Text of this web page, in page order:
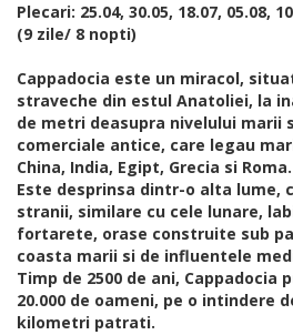
Plecari: 25.04, 30.05, 18.07, 05.08,
(9 zile/ 8 nopti)
Cappadocia este un miracol,
straveche din estul Anatoliei, la
de metri deasupra nivelului
comerciale antice, care legau
China, India, Egipt, Grecia si Roma.
Este desprinsa dintr-o alta lume,
stranii, similare cu cele lunare,
fortarete, orase construite sub
coasta marii si de influentele
Timp de 2500 de ani, Cappadocia
20.000 de oameni, pe o intindere
kilometri patrati.